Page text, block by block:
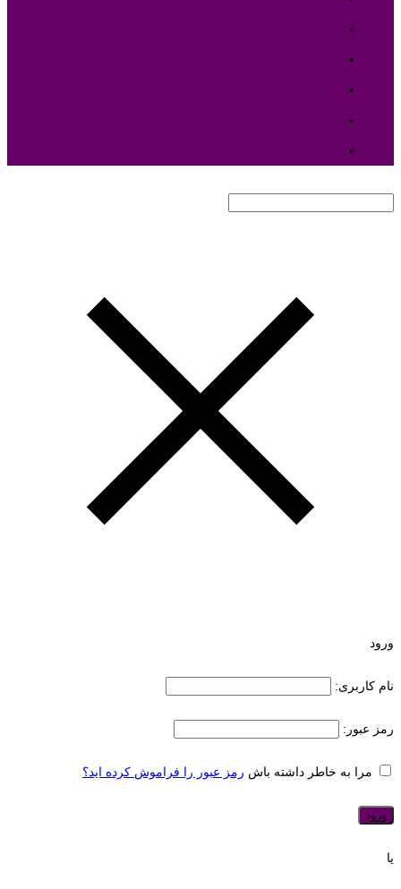
ورود
نام کاربری:
رمز عبور:
مرا به خاطر داشته باش رمز عبور را فراموش کرده اید؟
یا